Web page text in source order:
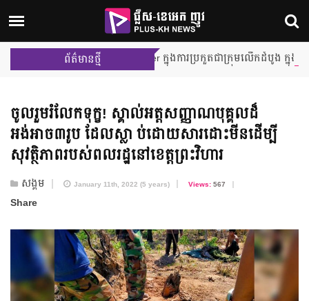
ព័ត៌មានថ្មី
ាយជា Team Leader ក្នុងការប្រកួតជាក្រុមលើកដំបូង ក្នុងកម្មវិធី Junior
ចូលរួមរំលែកទុក្ខ! ស្គាល់​អត្តសញ្ញាណ​បុគ្គល​ដ៏​
អង់អាច៣រូប ដែល​ស្លា ប់ដោយសារ​ដោះមីន​ដើម្បី​
សុវត្ថិភាព​របស់​ពលរដ្ឋ​នៅ​ខេត្តព្រះវិហារ
សង្គម January 11th, 2022 (5 years) Views:567
Share